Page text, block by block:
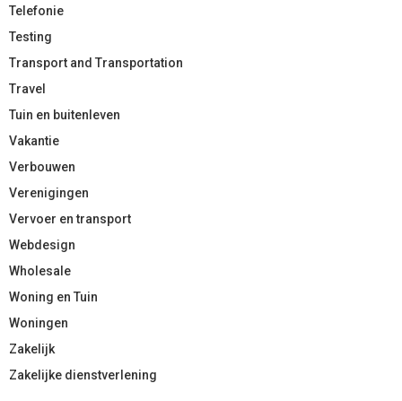
Telefonie
Testing
Transport and Transportation
Travel
Tuin en buitenleven
Vakantie
Verbouwen
Verenigingen
Vervoer en transport
Webdesign
Wholesale
Woning en Tuin
Woningen
Zakelijk
Zakelijke dienstverlening